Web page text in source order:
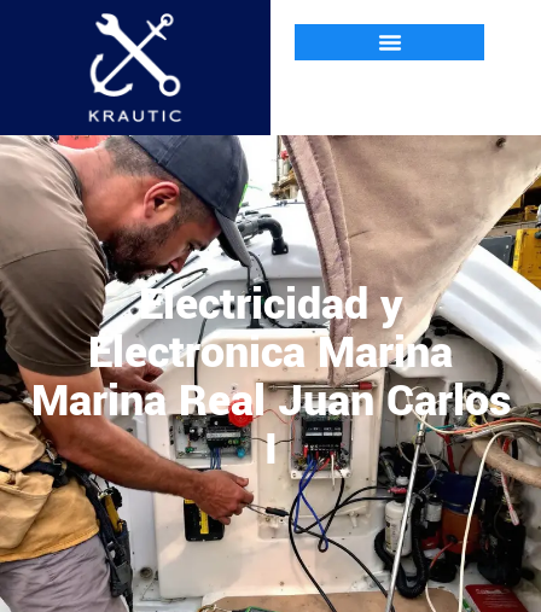
Electricidad y
Electrónica Marina
Marina Real Juan Carlos
I